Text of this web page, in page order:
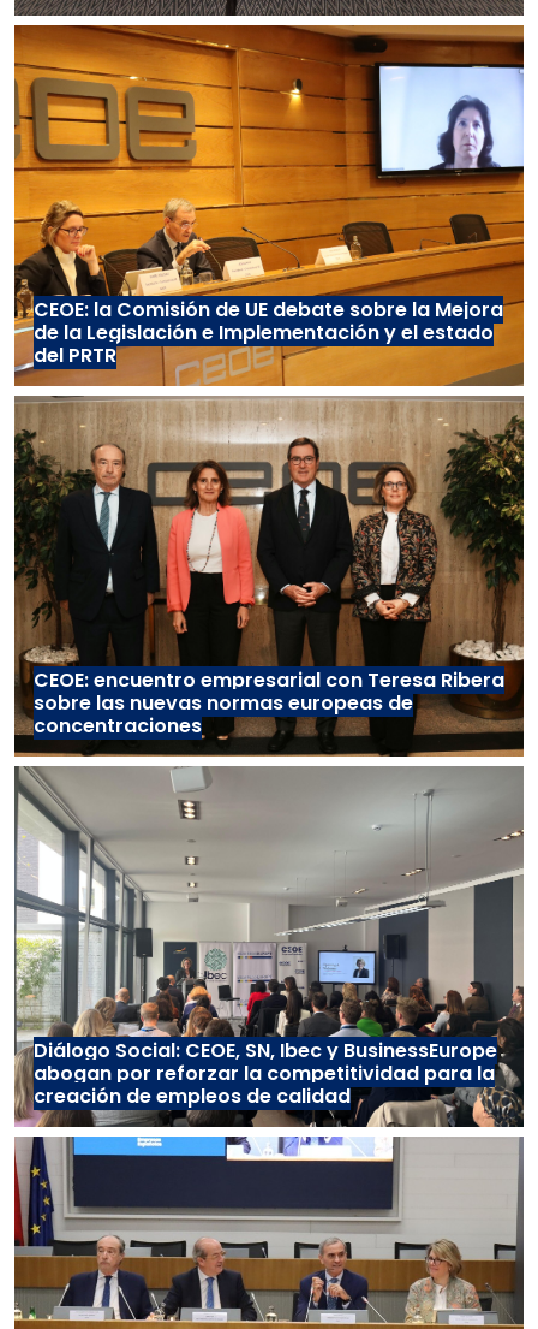
CEOE: la Comisión de UE debate sobre la Mejora
de la Legislación e Implementación y el estado
del PRTR
CEOE: encuentro empresarial con Teresa Ribera
sobre las nuevas normas europeas de
concentraciones
Diálogo Social: CEOE, SN, Ibec y BusinessEurope
abogan por reforzar la competitividad para la
creación de empleos de calidad